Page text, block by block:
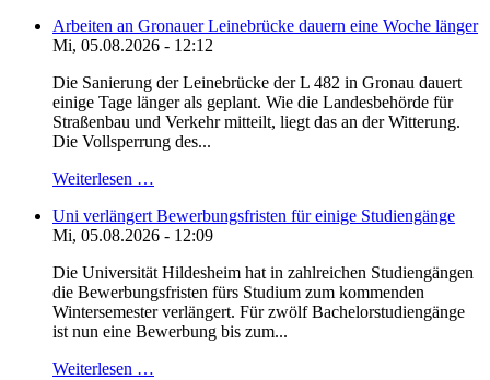
Arbeiten an Gronauer Leinebrücke dauern eine Woche länger
Mi, 05.08.2026 - 12:12
Die Sanierung der Leinebrücke der L 482 in Gronau dauert
einige Tage länger als geplant. Wie die Landesbehörde für
Straßenbau und Verkehr mitteilt, liegt das an der Witterung.
Die Vollsperrung des...
Weiterlesen …
Uni verlängert Bewerbungsfristen für einige Studiengänge
Mi, 05.08.2026 - 12:09
Die Universität Hildesheim hat in zahlreichen Studiengängen
die Bewerbungsfristen fürs Studium zum kommenden
Wintersemester verlängert. Für zwölf Bachelorstudiengänge
ist nun eine Bewerbung bis zum...
Weiterlesen …